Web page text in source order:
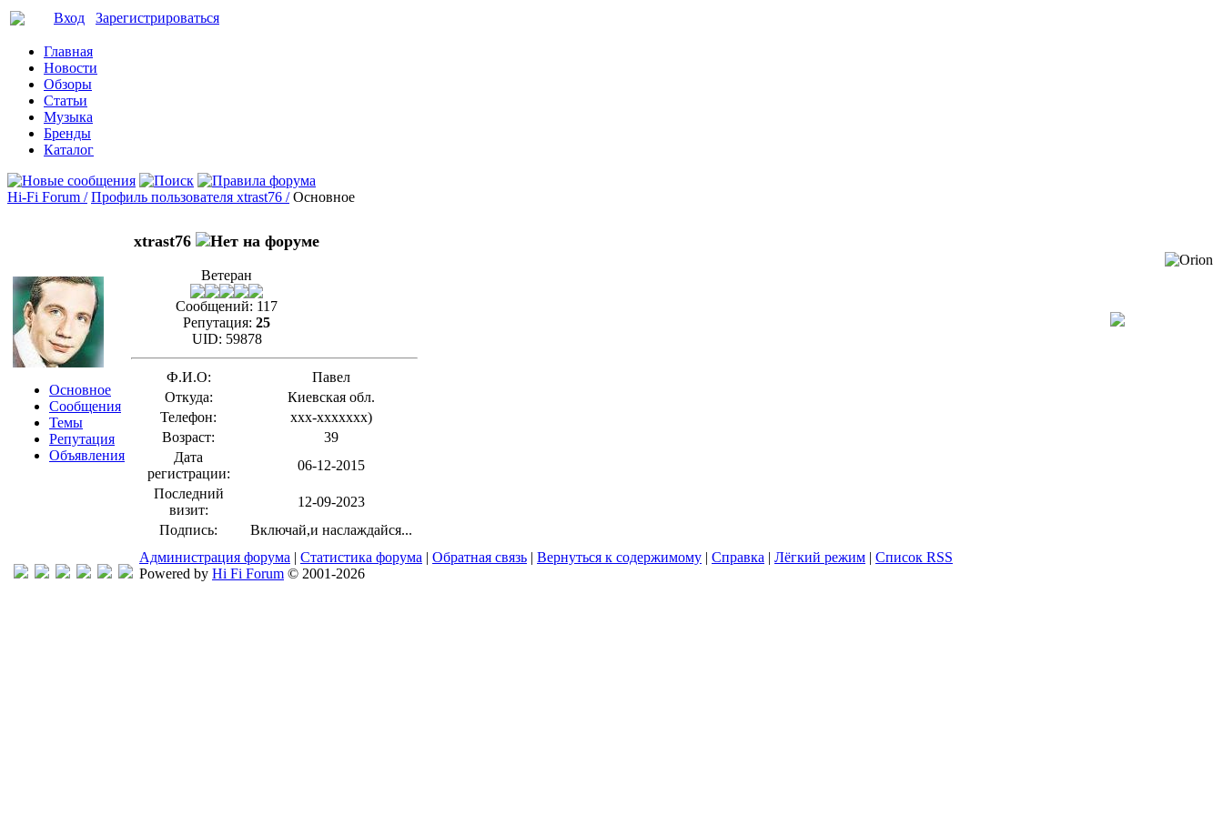
Вход Зарегистрироваться
Главная
Новости
Обзоры
Статьи
Музыка
Бренды
Каталог
Hi-Fi Forum / Профиль пользователя xtrast76 / Основное
Основное
Сообщения
Темы
Репутация
Объявления
xtrast76
Ветеран
Сообщений: 117
Репутация: 25
UID: 59878
Ф.И.О:
Павел
Откуда:
Киевская обл.
Телефон:
xxx-xxxxxxx)
Возраст:
39
Дата
регистрации:
06-12-2015
Последний
визит:
12-09-2023
Подпись:
Включай,и наслаждайся...
Администрация форума | Статистика форума | Обратная связь | Вернуться к содержимому | Справка | Лёгкий режим | Список RSS
Powered by Hi Fi Forum © 2001-2026